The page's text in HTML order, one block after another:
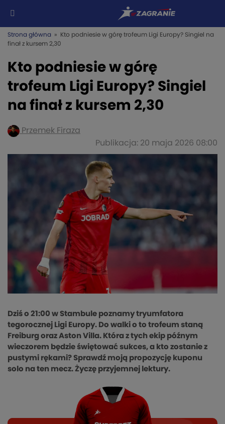
Strona główna » Kto podniesie w górę trofeum Ligi Europy? Singiel na
finał z kursem 2,30
Kto podniesie w górę
trofeum Ligi Europy? Singiel
na finał z kursem 2,30
Przemek Firaza
Publikacja: 20 maja 2026 08:00
Dziś o 21:00 w Stambule poznamy tryumfatora
tegorocznej Ligi Europy. Do walki o to trofeum staną
Freiburg oraz Aston Villa. Która z tych ekip późnym
wieczorem będzie świętować sukces, a kto zostanie z
pustymi rękami? Sprawdź moją propozycję kuponu
solo na ten mecz. Życzę przyjemnej lektury.